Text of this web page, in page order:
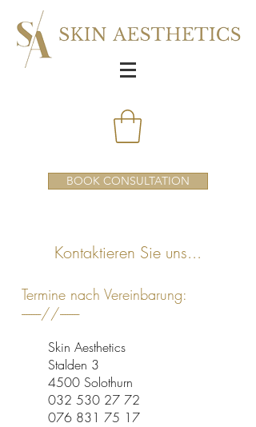
BOOK CONSULTATION
Kontaktieren Sie uns...
Termine nach Vereinbarung:
--------//--------
Skin Aesthetics
Stalden 3
4500 Solothurn
032 530 27 72
076 831 75 17